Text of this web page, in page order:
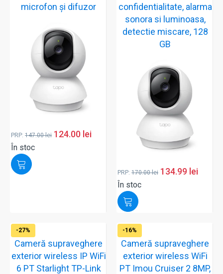
microfon și difuzor
PRP: 147.00lei 124.00 lei
În stoc
confidentialitate, alarma
sonora si luminoasa,
detectie miscare, 128
GB
PRP: 170.00lei 134.99 lei
În stoc
-27%
Cameră supraveghere
exterior wireless IP WiFi
6 PT Starlight TP-Link
-16%
Cameră supraveghere
exterior wireless WiFi
PT Imou Cruiser 2 8MP,